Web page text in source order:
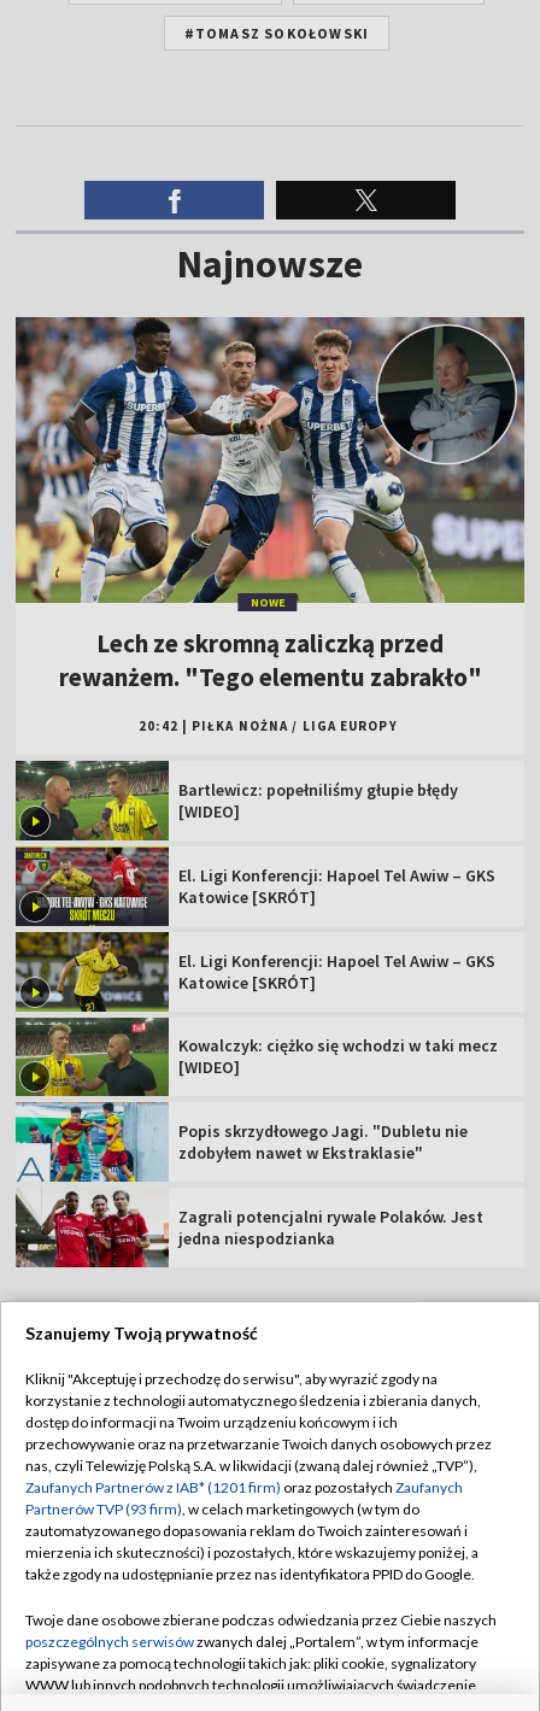
#TOMASZ SOKOŁOWSKI
Najnowsze
NOWE
Lech ze skromną zaliczką przed
rewanżem. "Tego elementu zabrakło"
20:42 PIŁKA NOŻNA / LIGA EUROPY
Bartlewicz: popełniliśmy głupie błędy
[WIDEO]
El. Ligi Konferencji: Hapoel Tel Awiw – GKS
Katowice [SKRÓT]
El. Ligi Konferencji: Hapoel Tel Awiw – GKS
Katowice [SKRÓT]
Kowalczyk: ciężko się wchodzi w taki mecz
[WIDEO]
Popis skrzydłowego Jagi. "Dubletu nie
zdobyłem nawet w Ekstraklasie"
Zagrali potencjalni rywale Polaków. Jest
jedna niespodzianka
Abonament TVP
Sklep TVP
Biuro Reklamy
Oferta Handlowa
Telegazeta ogłoszenia
Rada Programowa
Ogłoszenia przetargowe
Regulamin TVP
Polityka prywatności
Moje zgody
Biuro reklamy
Kontakt
Kanały
©2026 Telewizja Polska Spółka Akcyjna w likwidacji
Szanujemy Twoją prywatność
Kliknij "Akceptuję i przechodzę do serwisu", aby wyrazić zgody na
korzystanie z technologii automatycznego śledzenia i zbierania danych,
dostęp do informacji na Twoim urządzeniu końcowym i ich
przechowywanie oraz na przetwarzanie Twoich danych osobowych przez
nas, czyli Telewizję Polską S.A. w likwidacji (zwaną dalej również „TVP”),
Zaufanych Partnerów z IAB* (1201 firm) oraz pozostałych Zaufanych
Partnerów TVP (93 firm), w celach marketingowych (w tym do
zautomatyzowanego dopasowania reklam do Twoich zainteresowań i
mierzenia ich skuteczności) i pozostałych, które wskazujemy poniżej, a
także zgody na udostępnianie przez nas identyfikatora PPID do Google.
Twoje dane osobowe zbierane podczas odwiedzania przez Ciebie naszych
poszczególnych serwisówzwanych dalej „Portalem”, w tym informacje
zapisywane za pomocą technologii takich jak: pliki cookie, sygnalizatory
WWW lub innych podobnych technologii umożliwiających świadczenie